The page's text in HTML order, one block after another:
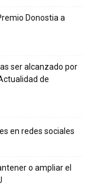
Donostia a
ser alcanzado por
de
en redes sociales
o ampliar el